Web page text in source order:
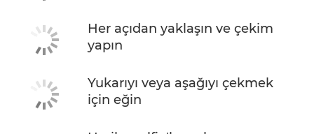
Her açıdan yaklaşın ve çekim
yapın
Yukarıyı veya aşağıyı çekmek
için eğin